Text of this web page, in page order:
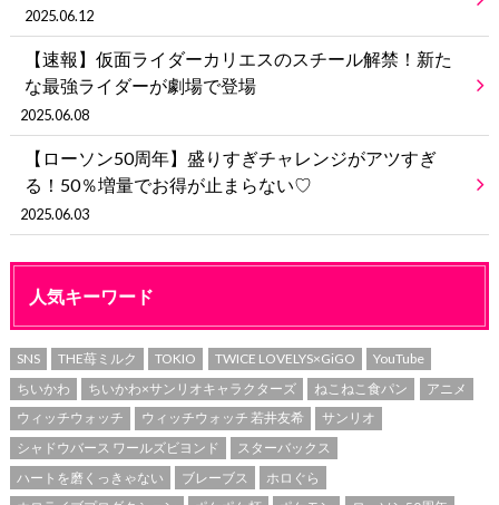
2025.06.12
【速報】仮面ライダーカリエスのスチール解禁！新た
な最強ライダーが劇場で登場
2025.06.08
【ローソン50周年】盛りすぎチャレンジがアツすぎ
る！50％増量でお得が止まらない♡
2025.06.03
人気キーワード
SNS THE苺ミルク TOKIO TWICE LOVELYS×GiGO
YouTube
ちいかわ
ちいかわ×サンリオキャラクターズ ねこねこ食パン
アニメ
ウィッチウォッチ
ウィッチウォッチ 若井友希
サンリオ
シャドウバース ワールズビヨンド
スターバックス
ハートを磨くっきゃない
ブレーブス
ホロぐら